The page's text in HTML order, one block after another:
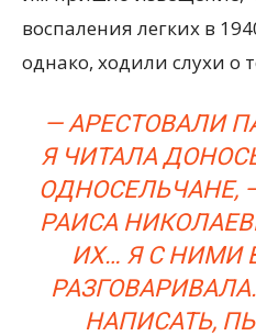
воспаления легких в
однако, ходили слухи о
— АРЕСТОВАЛИ
Я ЧИТАЛА
ОДНОСЕЛЬЧАНЕ,
РАИСА
ИХ… Я С НИМИ
НАПИСАТЬ,